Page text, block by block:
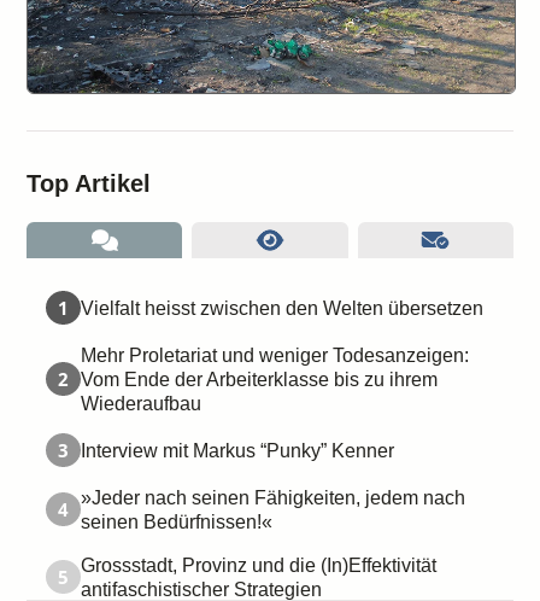
Top Artikel
1 Vielfalt heisst zwischen den Welten übersetzen
2
Mehr Proletariat und weniger Todesanzeigen:
Vom Ende der Arbeiterklasse bis zu ihrem
Wiederaufbau
3 Interview mit Markus “Punky” Kenner
4
»Jeder nach seinen Fähigkeiten, jedem nach
seinen Bedürfnissen!«
5
Grossstadt, Provinz und die (In)Effektivität
antifaschistischer Strategien